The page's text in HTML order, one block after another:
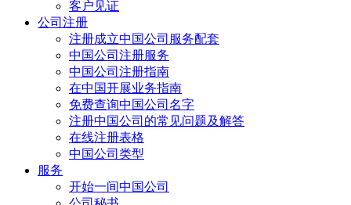
客户见证
公司注册
注册成立中国公司服务配套
中国公司注册服务
中国公司注册指南
在中国开展业务指南
免费查询中国公司名字
注册中国公司的常见问题及解答
在线注册表格
中国公司类型
服务
开始一间中国公司